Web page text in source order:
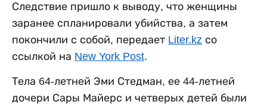
Следствие пришло к выводу, что женщины
заранее спланировали убийства, а затем
покончили с собой, передает Liter.kz со
ссылкой на New York Post.
Тела 64-летней Эми Стедман, ее 44-летней
дочери Сары Майерс и четверых детей были